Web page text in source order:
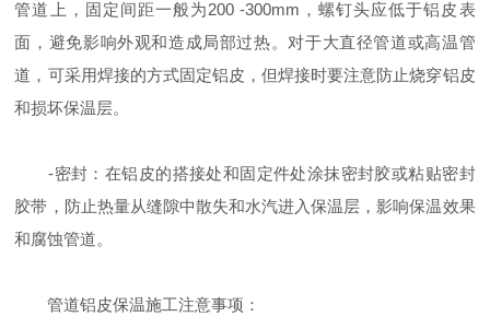
管道上，固定间距一般为200 -300mm，螺钉头应低于铝皮表
面，避免影响外观和造成局部过热。对于大直径管道或高温管
道，可采用焊接的方式固定铝皮，但焊接时要注意防止烧穿铝皮
和损坏保温层。
-密封：在铝皮的搭接处和固定件处涂抹密封胶或粘贴密封
胶带，防止热量从缝隙中散失和水汽进入保温层，影响保温效果
和腐蚀管道。
管道铝皮保温施工注意事项：